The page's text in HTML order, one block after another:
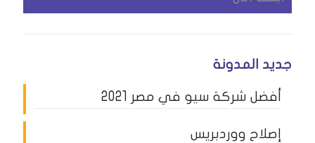
جديد المدونة
أفضل شركة سيو في مصر 2021
إصلاح ووردبريس